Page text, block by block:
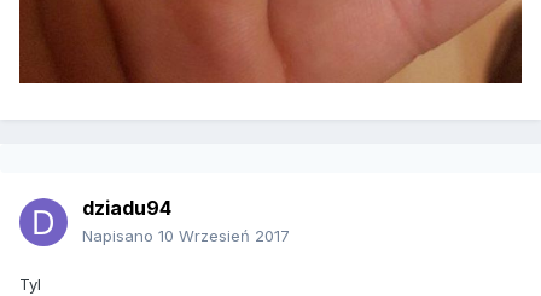
dziadu94
Napisano 10 Wrzesień 2017
Tyl